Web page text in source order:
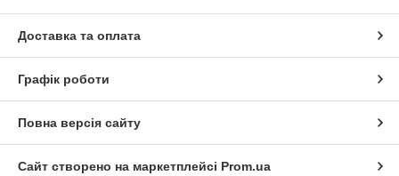
Доставка та оплата
Графік роботи
Повна версія сайту
Сайт створено на маркетплейсі Prom.ua